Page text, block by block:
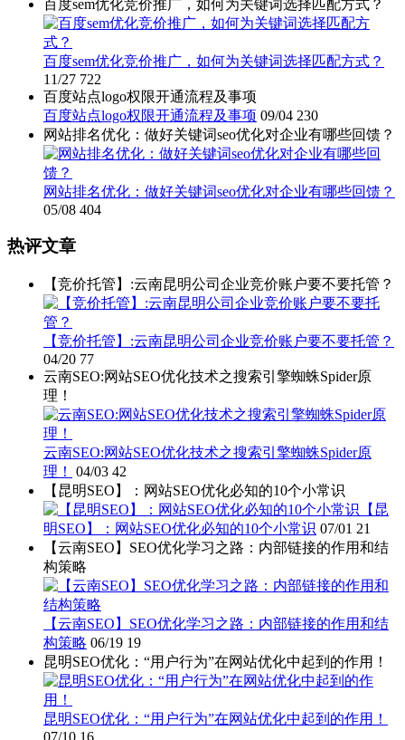
百度sem优化竞价推广，如何为关键词选择匹配方式？
百度sem优化竞价推广，如何为关键词选择匹配方式？
11/27 722
百度站点logo权限开通流程及事项
百度站点logo权限开通流程及事项 09/04 230
网站排名优化：做好关键词seo优化对企业有哪些回馈？
网站排名优化：做好关键词seo优化对企业有哪些回馈？
05/08 404
热评文章
【竞价托管】:云南昆明公司企业竞价账户要不要托管？
【竞价托管】:云南昆明公司企业竞价账户要不要托管？
04/20 77
云南SEO:网站SEO优化技术之搜索引擎蜘蛛Spider原
理！
云南SEO:网站SEO优化技术之搜索引擎蜘蛛Spider原
理！
04/03 42
【昆明SEO】：网站SEO优化必知的10个小常识
【昆
明SEO】：网站SEO优化必知的10个小常识 07/01 21
【云南SEO】SEO优化学习之路：内部链接的作用和结
构策略
【云南SEO】SEO优化学习之路：内部链接的作用和结
构策略 06/19 19
昆明SEO优化：“用户行为”在网站优化中起到的作用！
昆明SEO优化：“用户行为”在网站优化中起到的作用！
07/10 16